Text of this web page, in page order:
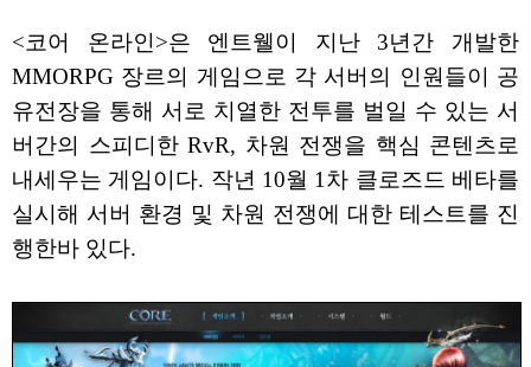
<코어 온라인>은 엔트웰이 지난 3년간 개발한
MMORPG 장르의 게임으로 각 서버의 인원들이 공
유전장을 통해 서로 치열한 전투를 벌일 수 있는 서
버간의 스피디한 RvR, 차원 전쟁을 핵심 콘텐츠로
내세우는 게임이다. 작년 10월 1차 클로즈드 베타를
실시해 서버 환경 및 차원 전쟁에 대한 테스트를 진
행한바 있다.